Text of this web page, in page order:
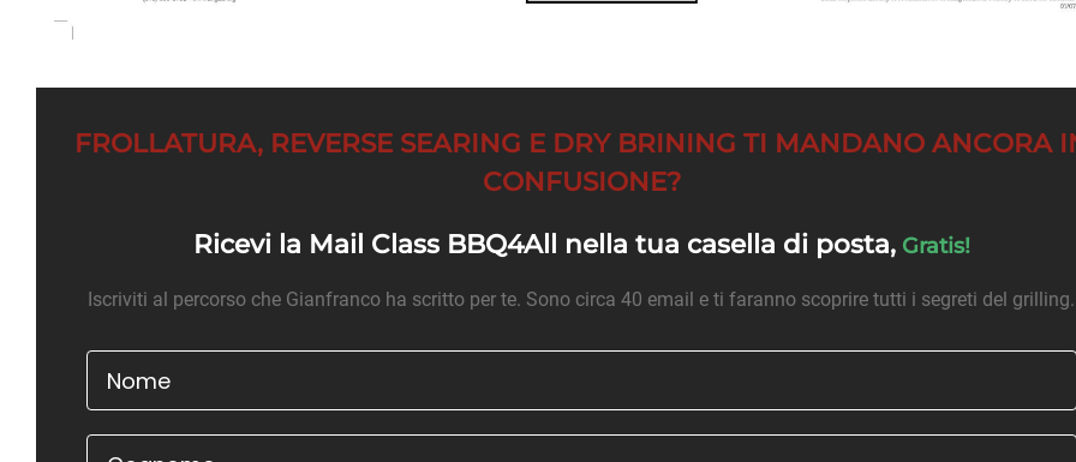
FROLLATURA, REVERSE SEARING E DRY BRINING TI MANDANO ANCORA
CONFUSIONE?
Ricevi la Mail Class BBQ4All nella tua casella di posta, Gratis!
Iscriviti al percorso che Gianfranco ha scritto per te. Sono circa 40 email e ti faranno scoprire tutti i segreti del grilling.